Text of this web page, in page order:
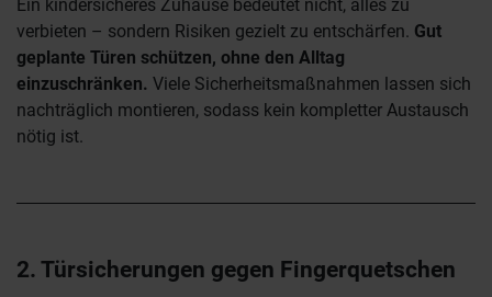
Ein kindersicheres Zuhause bedeutet nicht, alles zu
verbieten – sondern Risiken gezielt zu entschärfen. Gut
geplante Türen schützen, ohne den Alltag
einzuschränken. Viele Sicherheitsmaßnahmen lassen sich
nachträglich montieren, sodass kein kompletter Austausch
nötig ist.
2. Türsicherungen gegen Fingerquetschen